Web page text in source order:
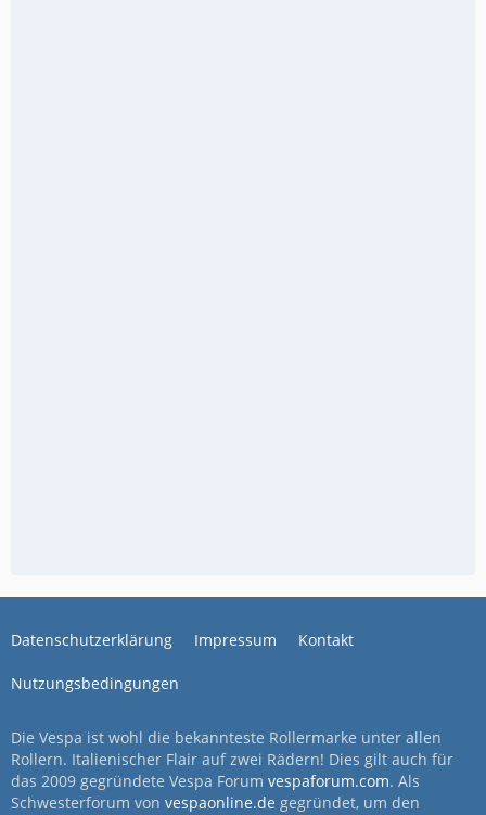
Datenschutzerklärung Impressum Kontakt
Nutzungsbedingungen
Die Vespa ist wohl die bekannteste Rollermarke unter allen
Rollern. Italienischer Flair auf zwei Rädern! Dies gilt auch für
das 2009 gegründete Vespa Forum vespaforum.com. Als
Schwesterforum von vespaonline.de gegründet, um den